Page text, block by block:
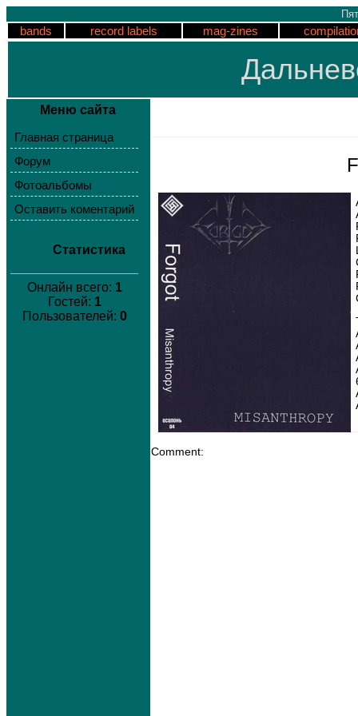
bands record labels mag-zines
Меню сайта
Главная страница
Форум
Фотоальбомы
Оставить коментарий
Статистика
Онлайн всего: 1
Гостей: 1
Пользователей: 0
Comment: